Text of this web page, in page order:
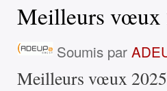
Meilleurs vœux
Soumis par
Meilleurs vœux 2025